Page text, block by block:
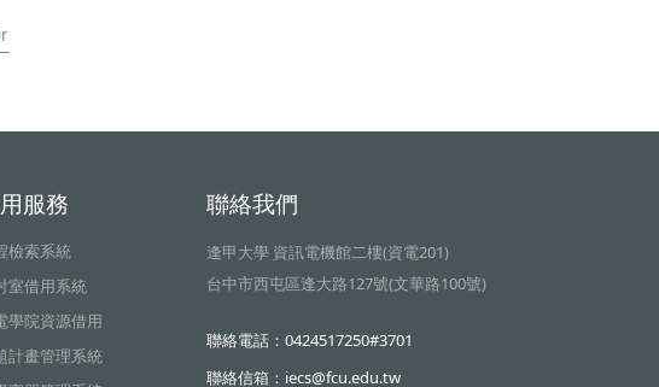
服務
檢索系統
室借用系統
學院資源借用
計畫管理系統
聯絡我們
逢甲大學 資訊電機館二樓(資電201)
台中市西屯區逢大路127號(文華路100號)
聯絡電話：0424517250#3701
聯絡信箱：iecs@fcu.edu.tw